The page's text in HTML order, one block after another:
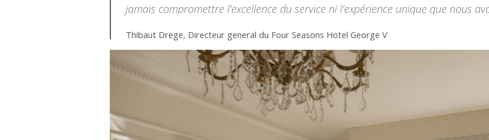
jamais compromettre l’excellence du service ni l’expérience unique que nous
Thibaut Drege, Directeur general du Four Seasons Hotel George V